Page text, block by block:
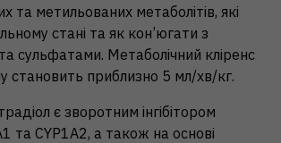
та метильованих метаболітів, які
стані та як кон’югати з
сульфатами. Метаболічний кліренс
становить приблизно 5 мл/хв/кг.
є зворотним інгібітором
та CYP1A2, а також на основі